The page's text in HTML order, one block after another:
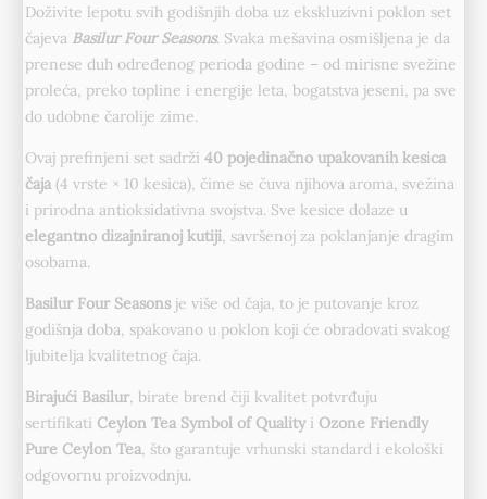
Doživite lepotu svih godišnjih doba uz ekskluzivni poklon set
čajeva Basilur Four Seasons. Svaka mešavina osmišljena je da
prenese duh određenog perioda godine – od mirisne svežine
proleća, preko topline i energije leta, bogatstva jeseni, pa sve
do udobne čarolije zime.
Ovaj prefinjeni set sadrži40 pojedinačno upakovanih kesica
čaja(4 vrste × 10 kesica), čime se čuva njihova aroma, svežina
i prirodna antioksidativna svojstva. Sve kesice dolaze u
elegantno dizajniranoj kutiji, savršenoj za poklanjanje dragim
osobama.
Basilur Four Seasons je više od čaja, to je putovanje kroz
godišnja doba, spakovano u poklon koji će obradovati svakog
ljubitelja kvalitetnog čaja.
Birajući Basilur, birate brend čiji kvalitet potvrđuju
sertifikati Ceylon Tea Symbol of Qualityi Ozone Friendly
Pure Ceylon Tea, što garantuje vrhunski standard i ekološki
odgovornu proizvodnju.